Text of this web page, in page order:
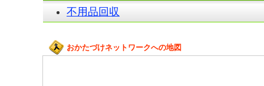
不用品回収
おかたづけネットワークへの地図